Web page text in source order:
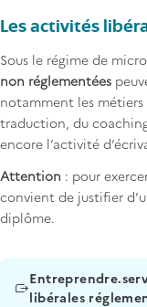
vêtements ou encore
du loueur. Elle
Les activités
Sous le régime de
non réglementées
notamment les
traduction, du
encore l’activité
Attention : pour
convient de justifier
diplôme.
Titre
libérales